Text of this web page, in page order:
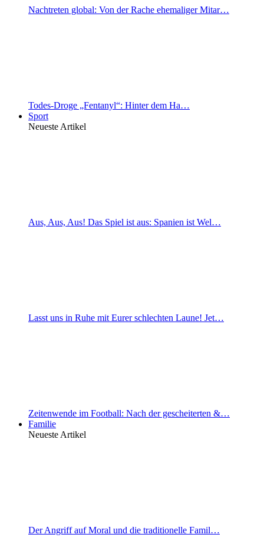
Nachtreten global: Von der Rache ehemaliger Mitar…
Todes-Droge „Fentanyl“: Hinter dem Ha…
Sport
Neueste Artikel
Aus, Aus, Aus! Das Spiel ist aus: Spanien ist Wel…
Lasst uns in Ruhe mit Eurer schlechten Laune! Jet…
Zeitenwende im Football: Nach der gescheiterten &…
Familie
Neueste Artikel
Der Angriff auf Moral und die traditionelle Famil…